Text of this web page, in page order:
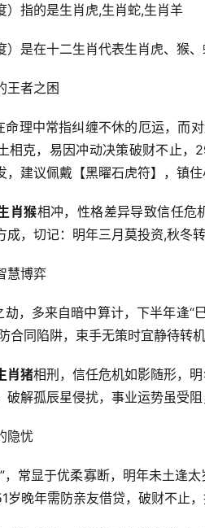
）指的是生肖虎,生肖蛇,生肖羊
）是在十二生肖代表生肖虎、猴
王者之困
命理中常指纠缠不休的厄运，而对
相克，易因冲动决策破财不止
建议佩戴【黑曜石虎符】，镇住
肖猴相冲，性格差异导致信任危
，切记：明年三月莫投资,秋冬转
慧博弈
劫，多来自暗中算计，下半年逢
合同陷阱，束手无策时宜静待转
肖猪相刑，信任危机如影随形，
破解孤辰星侵扰，事业运势虽受阻
隐忧
，常显于优柔寡断，明年未土逢
岁晚年需防亲友借贷，破财不止